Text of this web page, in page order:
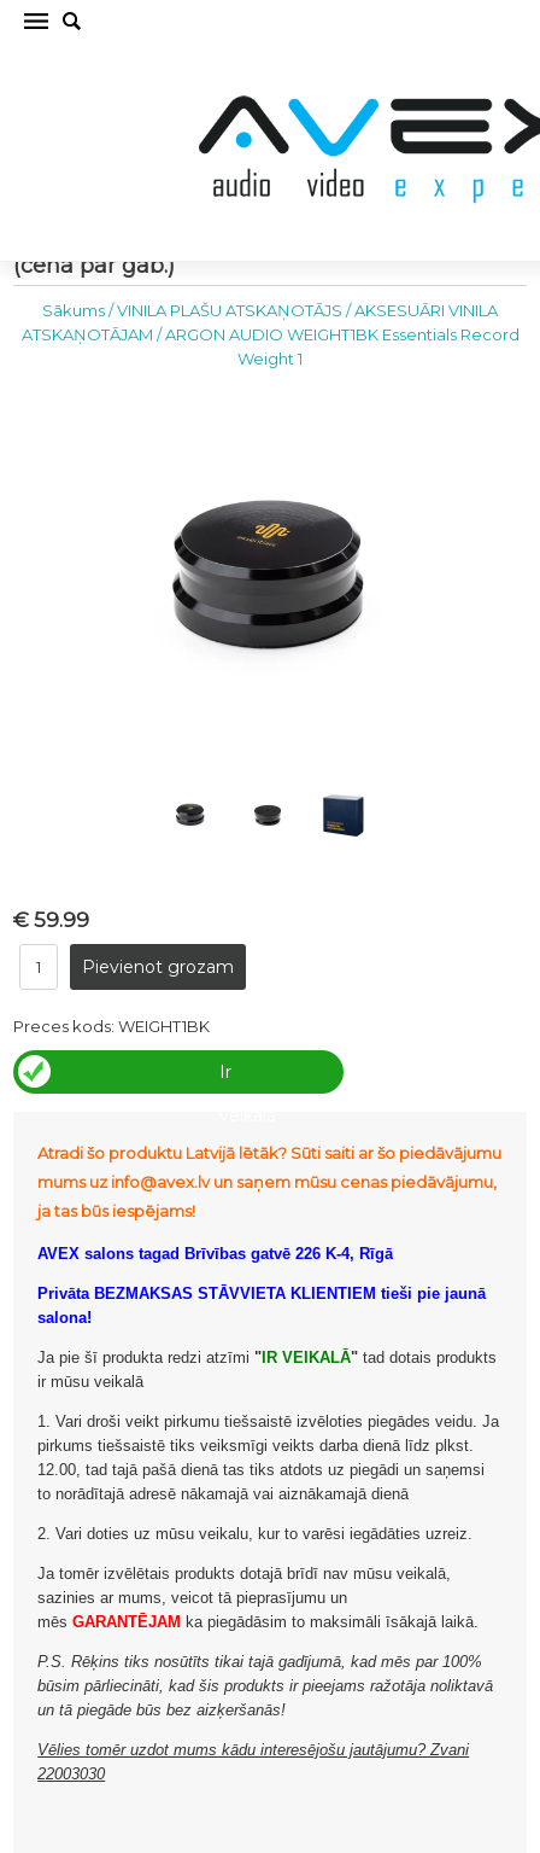
ARGON AUDIO WEIGHT1BK Essentials Record
(cena par gab.)
Sākums/VINILA PLAŠU ATSKAŅOTĀJS /AKSESUĀRI VINILA
ATSKAŅOTĀJAM /ARGON AUDIO WEIGHT1BK Essentials Record
Weight 1
€ 59.99
Preces kods:WEIGHT1BK
Ir
Atradi šo produktu Latvijā lētāk? Sūti saiti ar šo piedāvājumu
mums uz info@avex.lv un saņem mūsu cenas piedāvājumu,
ja tas būs iespējams!
AVEX salons tagad Brīvības gatvē 226 K-4, Rīgā
Privāta BEZMAKSAS STĀVVIETA KLIENTIEM tieši pie jaunā
salona!
Ja pie šī produkta redzi atzīmi " IR VEIKALĀ" tad dotais produkts
ir mūsu veikalā
1. Vari droši veikt pirkumu tiešsaistē izvēloties piegādes veidu. Ja
pirkums tiešsaistē tiks veiksmīgi veikts darba dienā līdz plkst.
12.00, tad tajā pašā dienā tas tiks atdots uz piegādi un saņemsi
to norādītajā adresē nākamajā vai aiznākamajā dienā
2. Vari doties uz mūsu veikalu, kur to varēsi iegādāties uzreiz.
Ja tomēr izvēlētais produkts dotajā brīdī nav mūsu veikalā,
sazinies ar mums, veicot tā pieprasījumu un
mēsGARANTĒJAM ka piegādāsim to maksimāli īsākajā laikā.
P.S. Rēķins tiks nosūtīts tikai tajā gadījumā, kad mēs par 100%
būsim pārliecināti, kad šis produkts ir pieejams ražotāja noliktavā
un tā piegāde būs bez aizķeršanās!
Vēlies tomēr uzdot mums kādu interesējošu jautājumu? Zvani
22003030